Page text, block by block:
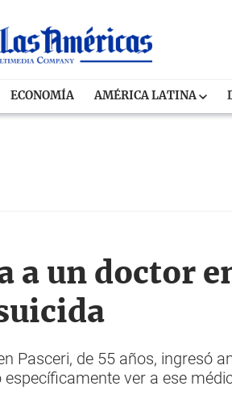
ECONOMÍA AMÉRICA LATINA
a un doctor
Pasceri, de 55 años, ingresó
ver a ese